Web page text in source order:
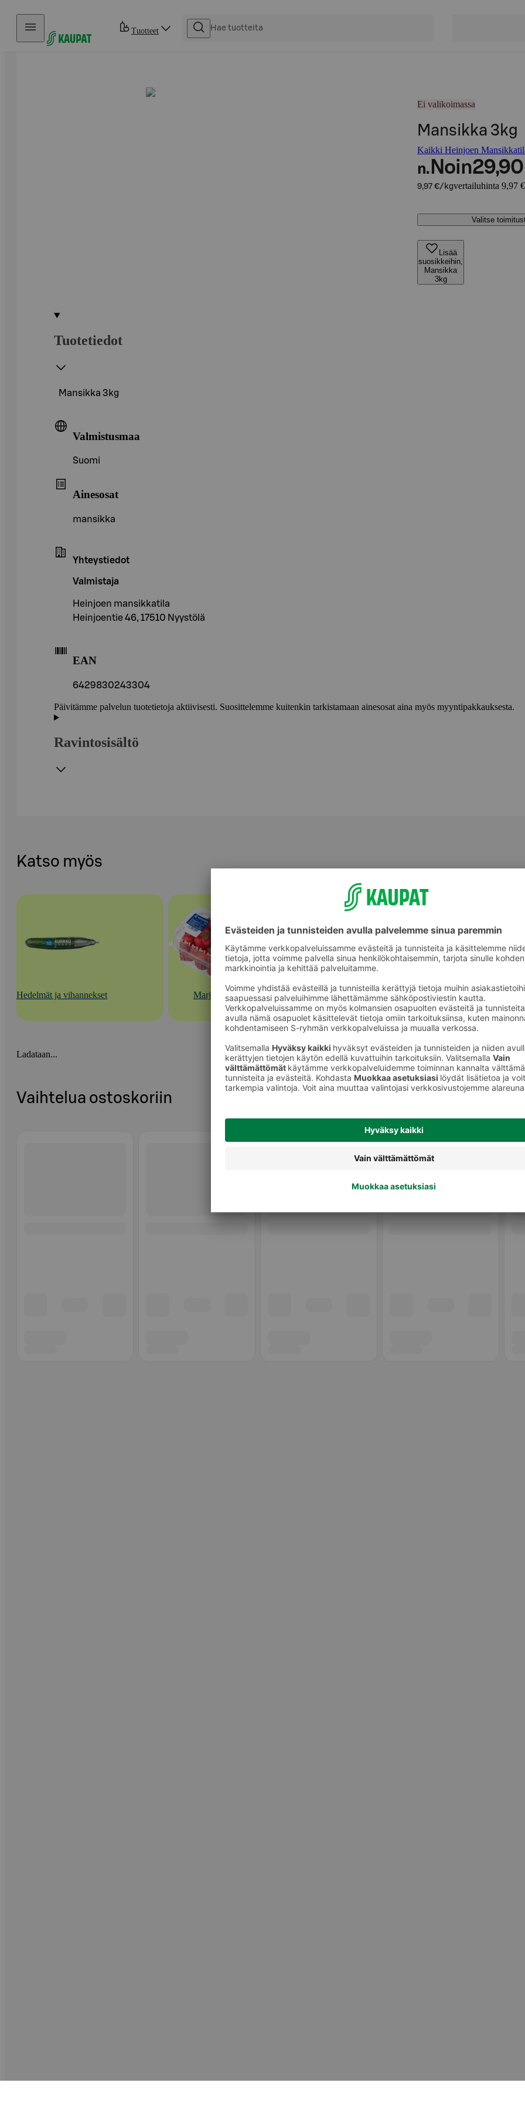
Hyppää sisältöön
Tuotteet
Ei valikoimassa
Mansikka 3kg
Kaikki Heinjoen
n. Noin
9,97 €/kgvertailuhinta 9,97
Valitse
Lisää
suosikkeihin,
Mansikka
3kg
Tuotetiedot
Mansikka 3kg
Valmistusmaa
Suomi
Ainesosat
mansikka
Yhteystiedot
Valmistaja
Heinjoen mansikkatila
Heinjoentie 46, 17510 Nyystölä
EAN
6429830243304
Päivitämme palvelun tuotetietoja aktiivisesti. Suosittelemme kuitenkin tarkistamaan ainesosat aina myös myyntipakkauksesta.
Ravintosisältö
Katso myös
Hedelmät ja vihannekset Marjat
Ladataan...
Vaihtelua ostoskoriin